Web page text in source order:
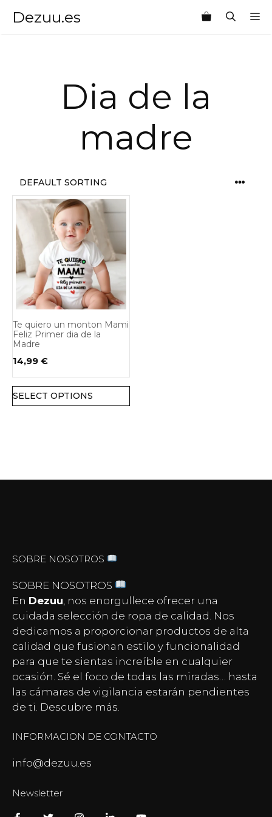
Dezuu.es
Dia de la
madre
Te quiero un monton Mami
Feliz Primer dia de la
Madre
14,99 €
SELECT OPTIONS
SOBRE NOSOTROS
SOBRE NOSOTROS
En Dezuu , nos enorgullece ofrecer una
cuidada selección de ropa de calidad. Nos
dedicamos a proporcionar productos de alta
calidad que fusionan estilo y funcionalidad
para que te sientas increíble en cualquier
ocasión. Sé el foco de todas las miradas… hasta
las cámaras de vigilancia estarán pendientes
de ti. Descubre más.
INFORMACION DE CONTACTO
info@dezuu.es
Newsletter